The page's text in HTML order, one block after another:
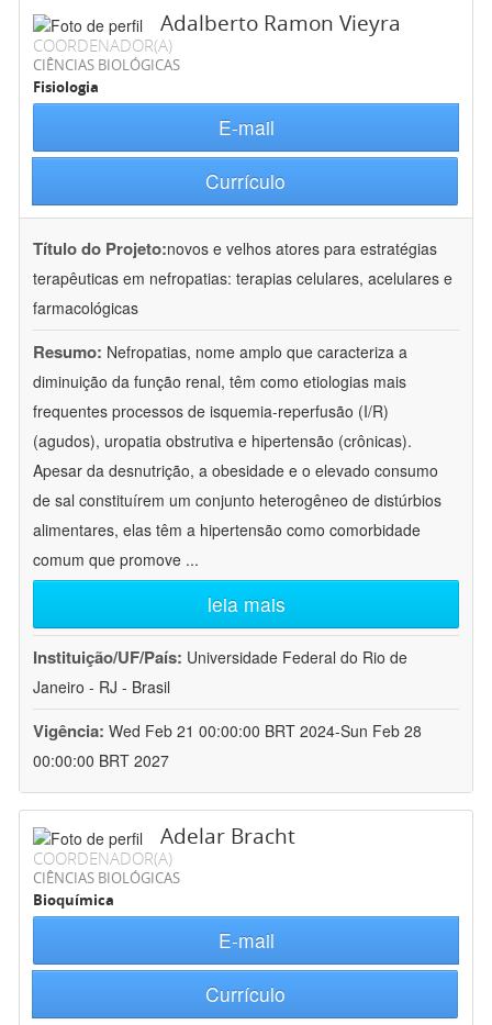
Adalberto Ramon Vieyra
COORDENADOR(A)
CIÊNCIAS BIOLÓGICAS
Fisiologia
E-mail
Currículo
Título do Projeto:novos e velhos atores para estratégias
terapêuticas em nefropatias: terapias celulares, acelulares e
farmacológicas
Resumo: Nefropatias, nome amplo que caracteriza a
diminuição da função renal, têm como etiologias mais
frequentes processos de isquemia-reperfusão (I/R)
(agudos), uropatia obstrutiva e hipertensão (crônicas).
Apesar da desnutrição, a obesidade e o elevado consumo
de sal constituírem um conjunto heterogêneo de distúrbios
alimentares, elas têm a hipertensão como comorbidade
comum que promove ...
leia mais
Instituição/UF/País: Universidade Federal do Rio de
Janeiro - RJ - Brasil
Vigência: Wed Feb 21 00:00:00 BRT 2024-Sun Feb 28
00:00:00 BRT 2027
Adelar Bracht
COORDENADOR(A)
CIÊNCIAS BIOLÓGICAS
Bioquímica
E-mail
Currículo